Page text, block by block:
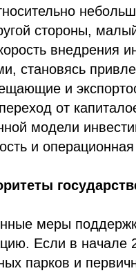
стороны,
внедрения
становясь
и
от
модели
и
меры
Если в начале
парков и